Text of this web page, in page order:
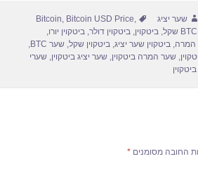
מחבר
שער יציג תגיות Bitcoin, Bitcoin USD Price,
BTC שקל ,ביטקוין,ביטקוין דולר,ביטקוין יורו,
המרה,ביטקוין שער יציג,ביטקוין שקל,שער BTC
,
,שער המרה ביטקוין,שער יציג ביטקוין,שערי
החובה מסומנים*